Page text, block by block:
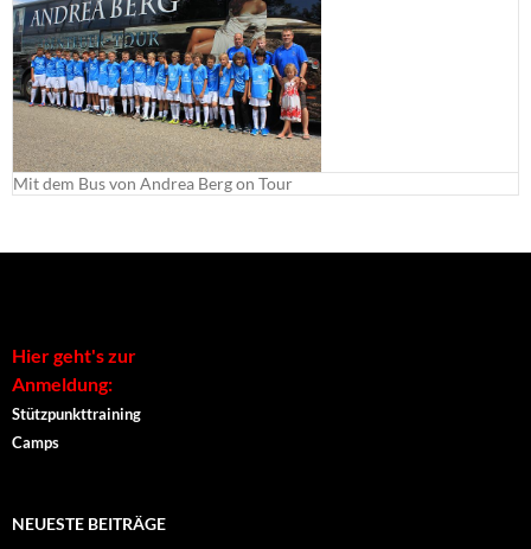
Mit dem Bus von Andrea Berg on Tour
Hier geht's zur
Anmeldung:
Stützpunkttraining
Camps
NEUESTE BEITRÄGE